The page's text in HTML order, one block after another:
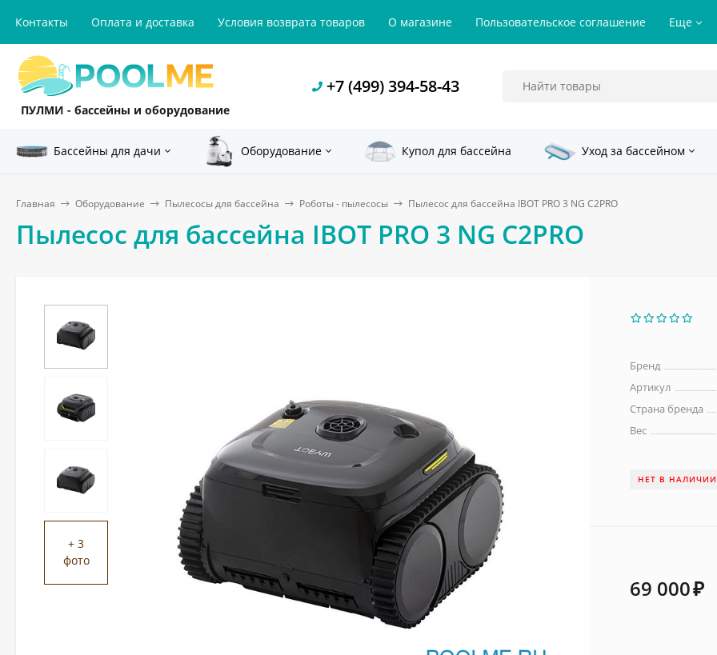
Контакты Оплата и доставка Условия возврата товаров О магазине Пользовательское соглашение Еще
ПУЛМИ - бассейны и оборудование
+7 (499) 394-58-43
Бассейны для дачи Оборудование Купол для бассейна Уход за бассейном
Главная Оборудование Пылесосы для бассейна Роботы - пылесосы Пылесос для бассейна IBOT PRO 3 NG C2PRO
Пылесос для бассейна IBOT PRO 3 NG C2PRO
+ 3
фото
Бренд
Артикул
Страна бренда
Вес
НЕТ В НАЛИЧИИ
69 000₽